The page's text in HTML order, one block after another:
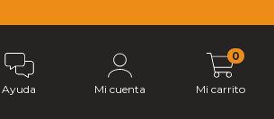
Ayuda Mi cuenta Mi carrito
0